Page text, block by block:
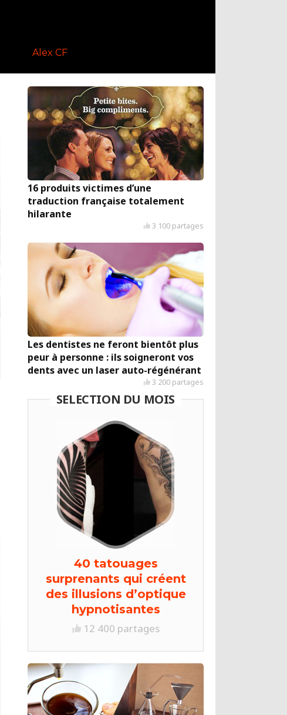
Alex CF
16 produits victimes d’une
traduction française totalement
hilarante
3 100 partages
Les dentistes ne feront bientôt plus
peur à personne : ils soigneront vos
dents avec un laser auto-régénérant
3 200 partages
SELECTION DU MOIS
40 tatouages
surprenants qui créent
des illusions d’optique
hypnotisantes
12 400 partages